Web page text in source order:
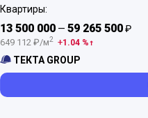
Квартиры:
13 500 000— 59 265 500₽
649 112 ₽/м2 1.04 %
ТЕКТА GROUP